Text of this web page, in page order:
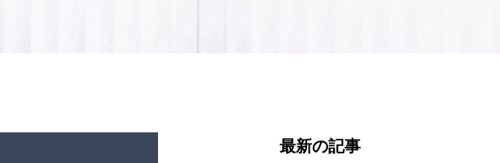
最新の記事